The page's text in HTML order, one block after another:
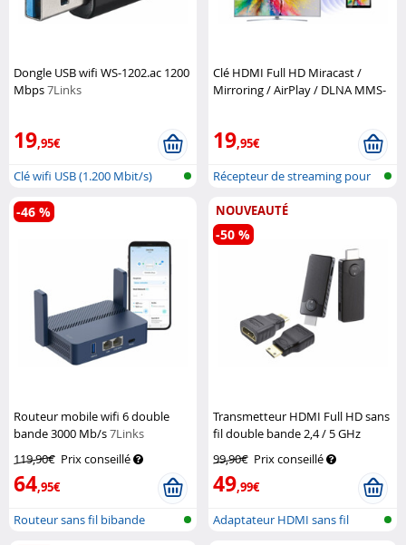
Dongle USB wifi WS-1202.ac 1200
Mbps7Links
19,95€
Clé wifi USB (1.200 Mbit/s)
Clé HDMI Full HD Miracast /
Mirroring / AirPlay / DLNA MMS-
19,95€
Récepteur de streaming pour
Routeur mobile wifi 6 double
bande 3000 Mb/s7Links
119,90€ Prix conseillé
64,95€
-46 %
Routeur sans fil bibande
NOUVEAUTÉ
Transmetteur HDMI Full HD sans
fil double bande 2,4 / 5 GHz
99,90€ Prix conseillé
49,99€
-50 %
Adaptateur HDMI sans fil